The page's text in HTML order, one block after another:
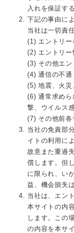
入れを保証す
下記の事由に
当社は一切責
(1) エントリー
(2) エントリー
(3) その他エン
(4) 通信の不通
(5) 地震、火災
(6) 通常求めら
撃、ウイルス
(7) その他前各
当社の免責部
イトの利用に
故意また重過
償します。但
に限られ、い
益、機会損失
当社は、エン
本サイトの内
します。この
の内容を本サ